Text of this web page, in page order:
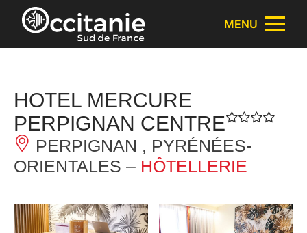
Panneau de gestion des cookies
MENU
HOTEL MERCURE
PERPIGNAN CENTRE
PERPIGNAN , PYRÉNÉES-
ORIENTALES – HÔTELLERIE